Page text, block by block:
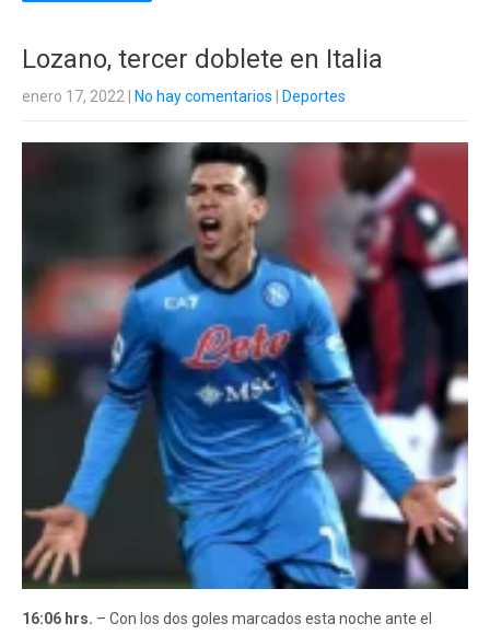
Lozano, tercer doblete en Italia
enero 17, 2022 No hay comentarios Deportes
16:06 hrs. – Con los dos goles marcados esta noche ante el